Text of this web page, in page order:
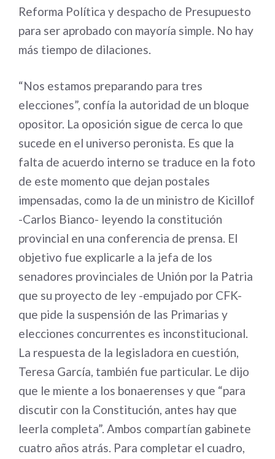
Reforma Política y despacho de Presupuesto
para ser aprobado con mayoría simple. No hay
más tiempo de dilaciones.
“Nos estamos preparando para tres
elecciones”, confía la autoridad de un bloque
opositor. La oposición sigue de cerca lo que
sucede en el universo peronista. Es que la
falta de acuerdo interno se traduce en la foto
de este momento que dejan postales
impensadas, como la de un ministro de Kicillof
-Carlos Bianco- leyendo la constitución
provincial en una conferencia de prensa. El
objetivo fue explicarle a la jefa de los
senadores provinciales de Unión por la Patria
que su proyecto de ley -empujado por CFK-
que pide la suspensión de las Primarias y
elecciones concurrentes es inconstitucional.
La respuesta de la legisladora en cuestión,
Teresa García, también fue particular. Le dijo
que le miente a los bonaerenses y que “para
discutir con la Constitución, antes hay que
leerla completa”. Ambos compartían gabinete
cuatro años atrás. Para completar el cuadro,